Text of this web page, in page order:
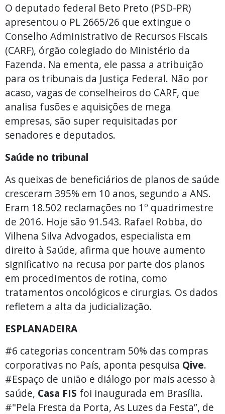
O deputado federal Beto Preto (PSD-PR)
apresentou o PL 2665/26 que extingue o
Conselho Administrativo de Recursos Fiscais
(CARF), órgão colegiado do Ministério da
Fazenda. Na ementa, ele passa a atribuição
para os tribunais da Justiça Federal. Não por
acaso, vagas de conselheiros do CARF, que
analisa fusões e aquisições de mega
empresas, são super requisitadas por
senadores e deputados.
Saúde no tribunal
As queixas de beneficiários de planos de saúde
cresceram 395% em 10 anos, segundo a ANS.
Eram 18.502 reclamações no 1º quadrimestre
de 2016. Hoje são 91.543. Rafael Robba, do
Vilhena Silva Advogados, especialista em
direito à Saúde, afirma que houve aumento
significativo na recusa por parte dos planos
em procedimentos de rotina, como
tratamentos oncológicos e cirurgias. Os dados
refletem a alta da judicialização.
ESPLANADEIRA
#6 categorias concentram 50% das compras
corporativas no País, aponta pesquisa Qive.
#Espaço de união e diálogo por mais acesso à
saúde, Casa FIS foi inaugurada em Brasília.
#"Pela Fresta da Porta, As Luzes da Festa”, de